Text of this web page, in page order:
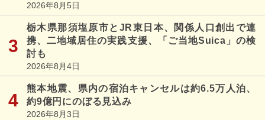
2026年8月5日
栃木県那須塩原市とJR東日本、関係人口創出で連
携、二地域居住の実践支援、「ご当地Suica」の検
討も
2026年8月4日
熊本地震、県内の宿泊キャンセルは約6.5万人泊、
約9億円にのぼる見込み
2026年8月3日